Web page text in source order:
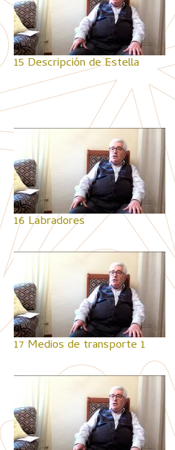
15 Descripción de Estella
16 Labradores
17 Medios de transporte 1